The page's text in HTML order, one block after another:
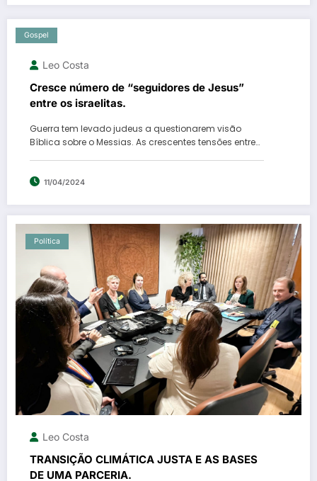
Gospel
Leo Costa
Cresce número de “seguidores de Jesus”
entre os israelitas.
Guerra tem levado judeus a questionarem visão
Bíblica sobre o Messias. As crescentes tensões entre…
11/04/2024
Política
Leo Costa
TRANSIÇÃO CLIMÁTICA JUSTA E AS BASES
DE UMA PARCERIA.